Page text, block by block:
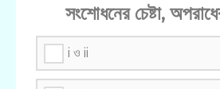
সংশোধনের চেষ্টা,
i ও ii